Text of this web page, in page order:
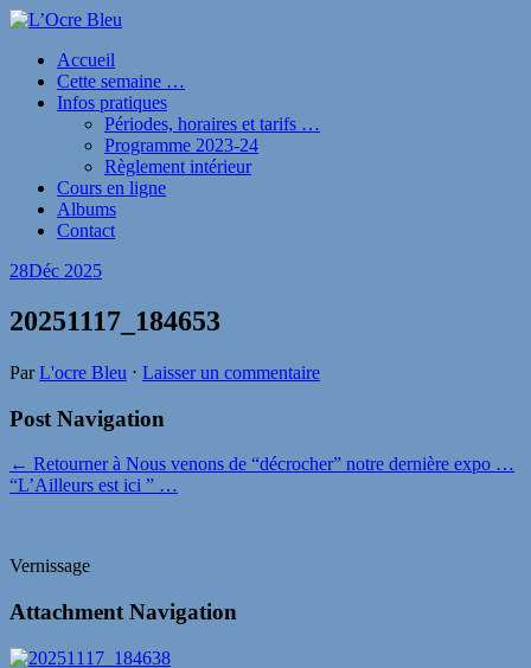
Accueil
Cette semaine …
Infos pratiques
Périodes, horaires et tarifs …
Programme 2023-24
Règlement intérieur
Cours en ligne
Albums
Contact
28Déc 2025
20251117_184653
ParL'ocre Bleu ⋅ Laisser un commentaire
Post Navigation
← Retourner à Nous venons de “décrocher” notre dernière expo …
“L’Ailleurs est ici ” …
Vernissage
Attachment Navigation